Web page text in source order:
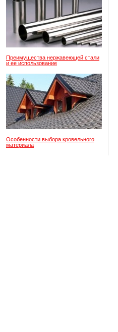
Преимущества нержавеющей стали
и ее использование
Особенности выбора кровельного
материала